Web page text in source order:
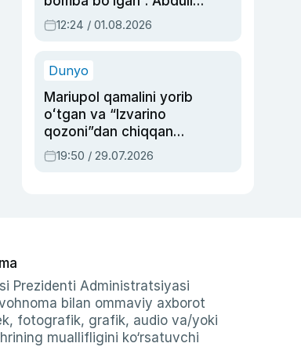
Oripovni siyosiy
ayblovlardan asrab
12:24 / 01.08.2026
Dunyo
Mariupol qamalini yorib
oʻtgan va “Izvarino
qozoni”dan chiqqan
qahramon — Ukraina
armiyasi bosh
19:50 / 29.07.2026
Prezidenti Administratsiyasi
bilan ommaviy axborot
fotografik, grafik, audio va/yoki
muallifligini ko‘rsatuvchi